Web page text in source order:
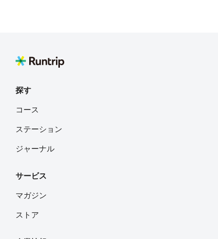
探す
コース
ステーション
ジャーナル
サービス
マガジン
ストア